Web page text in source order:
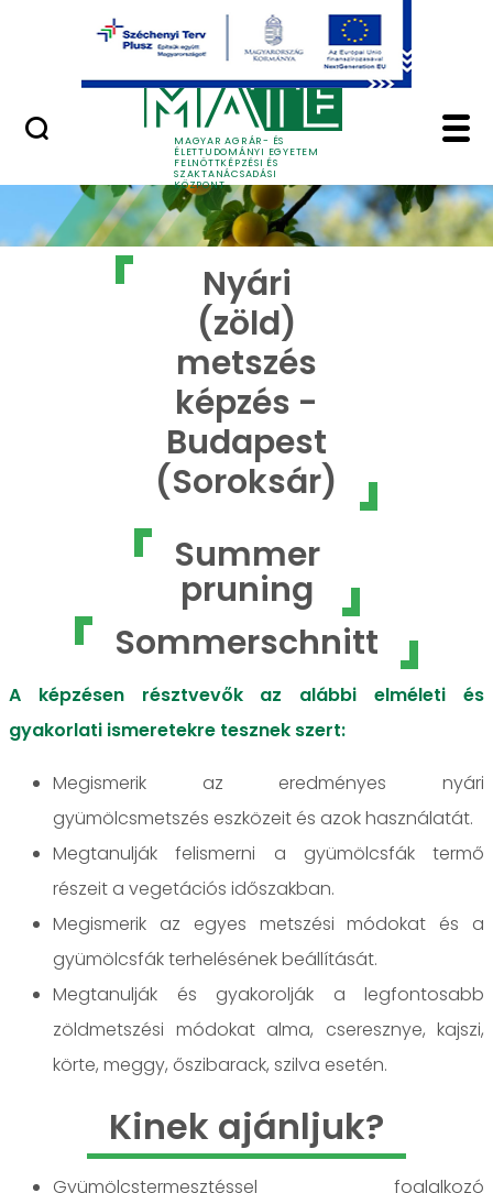
Ugrás a fő tartalomhoz
MAGYAR AGRÁR- ÉS
ÉLETTUDOMÁNYI EGYETEM
FELNŐTTKÉPZÉSI ÉS
SZAKTANÁCSADÁSI
KÖZPONT
Nyári (zöld) metszés
Nyári
(zöld)
metszés
képzés -
Budapest
(Soroksár)
Summer
pruning
Sommerschnitt
A képzésen résztvevők az alábbi elméleti és
gyakorlati ismeretekre tesznek szert:
Megismerik az eredményes nyári
gyümölcsmetszés eszközeit és azok használatát.
Megtanulják felismerni a gyümölcsfák termő
részeit a vegetációs időszakban.
Megismerik az egyes metszési módokat és a
gyümölcsfák terhelésének beállítását.
Megtanulják és gyakorolják a legfontosabb
zöldmetszési módokat alma, cseresznye, kajszi,
körte, meggy, őszibarack, szilva esetén.
Kinek ajánljuk?
Gyümölcstermesztéssel foglalkozó